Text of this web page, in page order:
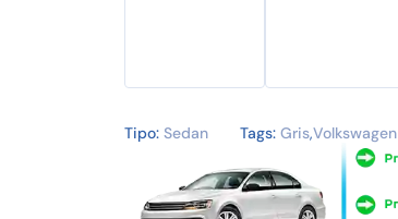
Tipo: Sedan Tags: Gris,Volkswagen